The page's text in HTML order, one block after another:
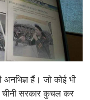
हैं। जो कोई भी
चीनी सरकार कुचल कर